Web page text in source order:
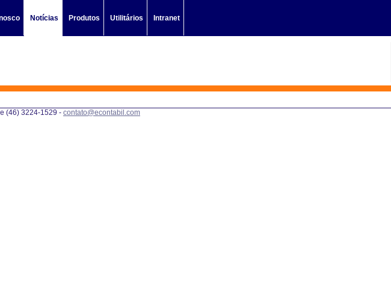
Notícias Produtos Utilitários Intranet
(46) 3224-1529 - contato@econtabil.com